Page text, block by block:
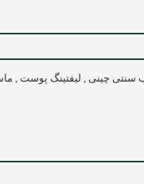
سنتی چینی , لیفتینگ پوست ,